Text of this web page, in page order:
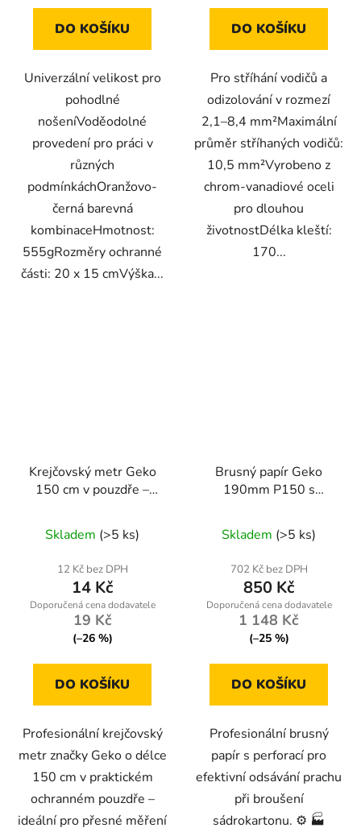
DO KOŠÍKU
Univerzální velikost pro
pohodlné
nošeníVoděodolné
provedení pro práci v
různých
podmínkáchOranžovo-
černá barevná
kombinaceHmotnost:
555gRozměry ochranné
části: 20 x 15 cmVýška...
DO KOŠÍKU
Pro stříhání vodičů a
odizolování v rozmezí
2,1–8,4 mm²Maximální
průměr stříhaných vodičů:
10,5 mm²Vyrobeno z
chrom-vanadiové oceli
pro dlouhou
životnostDélka kleští:
170...
Krejčovský metr Geko
150 cm v pouzdře –
krejčovství a šití
Skladem (>5 ks)
12 Kč bez DPH
14 Kč
19 Kč
(–26 %)
DO KOŠÍKU
Profesionální krejčovský
metr značky Geko o délce
150 cm v praktickém
ochranném pouzdře –
ideální pro přesné měření
Brusný papír Geko
190mm P150 s
sádrokartonu - balení
100ks
Skladem (>5 ks)
702 Kč bez DPH
850 Kč
1 148 Kč
(–25 %)
DO KOŠÍKU
Profesionální brusný
papír s perforací pro
efektivní odsávání prachu
při broušení
sádrokartonu. ⚙️ 🏭